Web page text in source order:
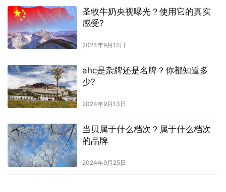
圣牧牛奶央视曝光？使用它的真实
感受?
2024年9月15日
ahc是杂牌还是名牌？你都知道多
少?
2024年9月13日
当贝属于什么档次？属于什么档次
的品牌
2024年9月25日